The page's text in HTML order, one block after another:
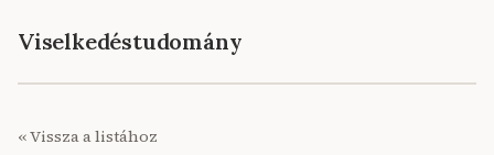
Viselkedéstudomány
« Vissza a listához